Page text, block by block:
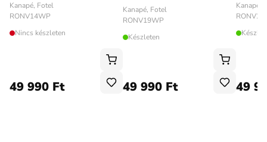
Kanapé, Fotel
RONV14WP
Nincs készleten
49 990 Ft
Kanapé, Fotel
RONV19WP
Készleten
49 990 Ft
Kanapé,
49